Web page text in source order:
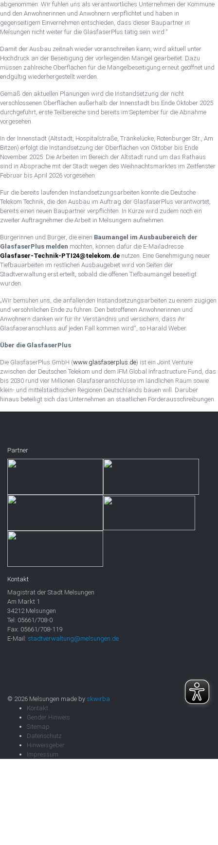
abgenommen. Wir fühlen uns als verantwortliches Unternehmen der Kommune
und den Anwohnerinnen und Anwohnern verpflichtet und haben in
gegenseitigem Einvernehmen entschieden, dass dieser Baupartner in
Melsungen nicht weiter für die GlasfaserPlus tätig sein wird.“
Damit der Ausbau zeitnah wieder voranschreiten kann, wird aktuell unter
Hochdruck an der Beseitigung der vorliegenden Mängel gearbeitet. Dazu
müssen zahlreiche Oberflächen für die Mängelbeseitigung erneut geöffnet und
endgültig wiederhergestellt werden.
Gemäß den aktuellen Planungen wird die Instandsetzung der nicht
verschlossenen Oberflächen außerhalb der Innenstadt bis Ende Oktober 2025
durchgeführt, erste Teilbereiche sind bereits im September für die Abnahme
vorgesehen.
In der Innenstadt (Altstadt, Hospitalstraße, Tränkelücke, Rotenburger Str., Am
Bitzen) erfolgt die Instandsetzung der Oberflächen von Oktober bis Ende
November 2025. Die Arbeiten im Bereich der Altstadt rund um das Rathaus
sind in Absprache mit der Stadt wegen des Weihnachtsmarktes im Zeitfenster
Februar bis April 2026 vorgesehen.
Für die bereits laufenden Instandsetzungsarbeiten konnte die Deutsche
Telekom Technik, die den Ausbau im Auftrag der GlasfaserPlus verantwortet,
bereits einen neuen Baupartner verpflichten. In Kürze wird zudem noch ein
zweiter Auftragnehmer die Arbeit in Melsungern aufnehmen.
Bürgerinnen und Bürger, die einen Baumangel im Ausbaubereich der
GlasfaserPlus melden möchten, können dafür die E-Mailadresse
Glasfaser-Technik-PTI24@telekom.de nutzen. Eine Genehmigung neuer
Tiefbauarbeiten im restlichen Ausbaugebiet wird von Seiten der
Stadtverwaltung erst erteilt, sobald die offenen Tiefbaumängel beseitigt
wurden.
„Wir bemühen uns, die anfallenden Instandsetzungsarbeiten zu einem zügigen
und versöhnlichen Ende zu führen. Den betroffenen Anwohnerinnen und
Anwohnern danken wir für ihr Verständnis und versichern, dass ihr
Glasfaseranschluss auf jeden Fall kommen wird“, so Harald Weber.
Über die GlasfaserPlus
Die GlasfaserPlus GmbH (www.glasfaserplus.de) ist ein Joint Venture
zwischen der Deutschen Telekom und dem IFM Global Infrastructure Fund, das
bis 2030 rund vier Millionen Glasfaseranschlüsse im ländlichen Raum sowie
klein- und mittelstädtischen Regionen Deutschlands bauen will. Darüber
hinaus beteiligt sich das Unternehmen an staatlichen Förderausschreibungen.
Partner
Kontakt
Magistrat der Stadt Melsungen
Am Markt 1
34212 Melsungen
Tel: 05661/708-0
Fax: 05661/708-119
E-Mail: stadtverwaltung@melsungen.de
© 2026 Melsungen made by skwirba
Kontakt
Gender Hinweis
Sitemap
Datenschutz
Hinweisgeber
Impressum